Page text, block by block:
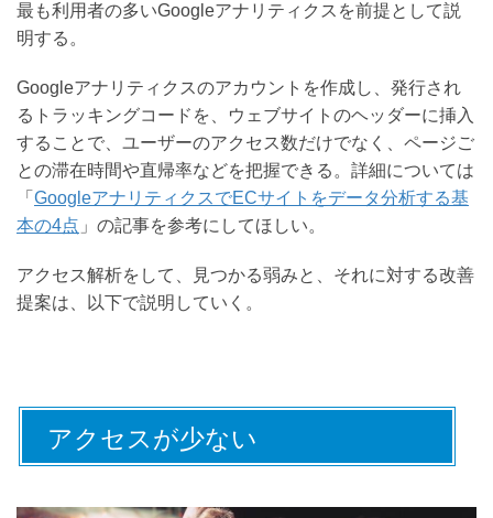
最も利用者の多いGoogleアナリティクスを前提として説
明する。
Googleアナリティクスのアカウントを作成し、発行され
るトラッキングコードを、ウェブサイトのヘッダーに挿入
することで、ユーザーのアクセス数だけでなく、ページご
との滞在時間や直帰率などを把握できる。詳細については
「 GoogleアナリティクスでECサイトをデータ分析する基
本の4点 」の記事を参考にしてほしい。
アクセス解析をして、見つかる弱みと、それに対する改善
提案は、以下で説明していく。
アクセスが少ない